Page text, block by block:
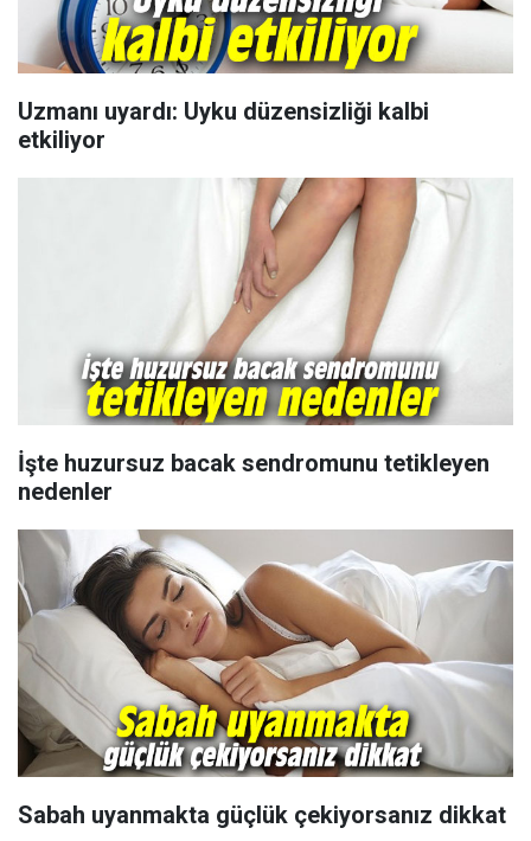
Uzmanı uyardı: Uyku düzensizliği kalbi
etkiliyor
İşte huzursuz bacak sendromunu tetikleyen
nedenler
Sabah uyanmakta güçlük çekiyorsanız dikkat